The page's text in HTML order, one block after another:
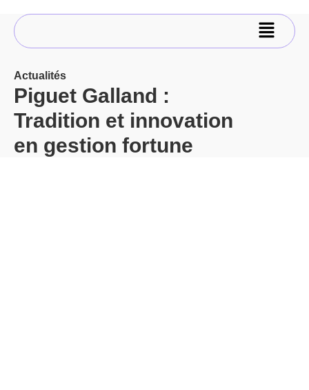
Actualités
Piguet Galland :
Tradition et innovation
en gestion fortune